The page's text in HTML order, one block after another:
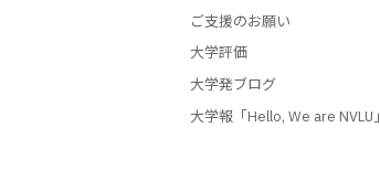
ご支援のお願い
大学評価
大学発ブログ
大学報「Hello, We are NVLU」